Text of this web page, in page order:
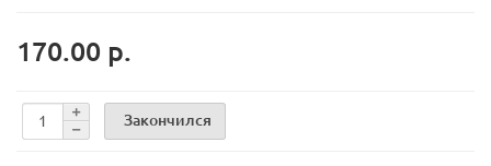
170.00 р.
Закончился